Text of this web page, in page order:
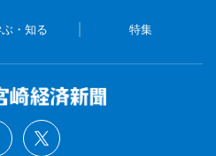
・知る 特集